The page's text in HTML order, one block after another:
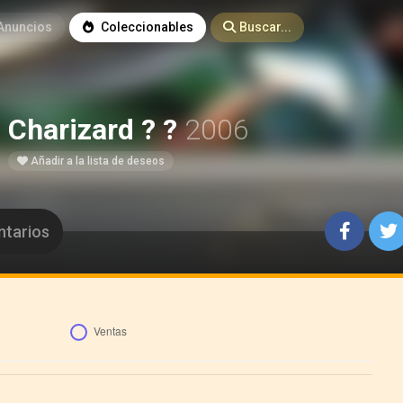
Coleccionables Buscar...
Charizard ? ?2006
Añadir a la lista de deseos